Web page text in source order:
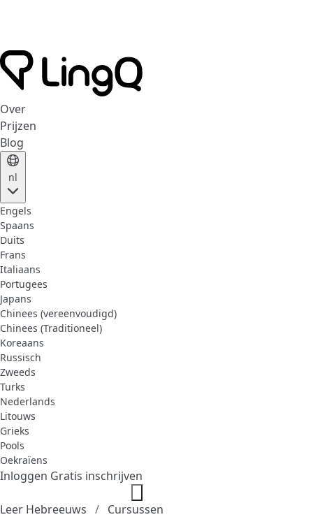
Over
Prijzen
Blog
nl
Engels
Spaans
Duits
Frans
Italiaans
Portugees
Japans
Chinees (vereenvoudigd)
Chinees (Traditioneel)
Koreaans
Russisch
Zweeds
Turks
Nederlands
Litouws
Grieks
Pools
Oekraïens
Inloggen Gratis inschrijven
Leer Hebreeuws Cursussen